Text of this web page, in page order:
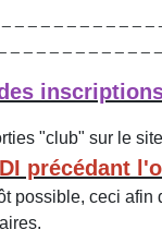
"club" sur le
précédant
possible, ceci afin